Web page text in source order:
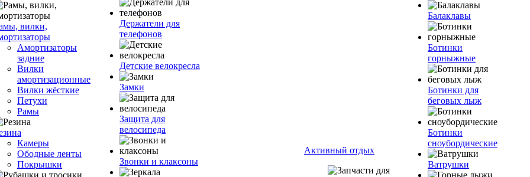
вилки,
Амортизаторы
задние
Вилки
амортизационные
Вилки жёсткие
Петухи
Рамы
Камеры
Ободные ленты
Покрышки
Держатели для
телефонов
Детские велокресла
Замки
Защита для
велосипеда
Звонки и клаксоны
Активный отдых
Балаклавы
Ботинки
горныжные
Ботинки для
беговых лыж
Ботинки
сноубордические
Ватрушки